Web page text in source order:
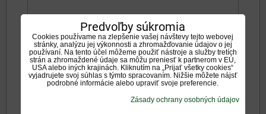
Negatíva:
Predvoľby súkromia
Cookies používame na zlepšenie vašej návštevy tejto webovej
stránky, analýzu jej výkonnosti a zhromažďovanie údajov o jej
používaní. Na tento účel môžeme použiť nástroje a služby tretích
strán a zhromaždené údaje sa môžu preniesť k partnerom v EÚ,
USA alebo iných krajinách. Kliknutím na „Prijať všetky cookies“
vyjadrujete svoj súhlas s týmto spracovaním. Nižšie môžete nájsť
podrobné informácie alebo upraviť svoje preferencie.
Zásady ochrany osobných údajov